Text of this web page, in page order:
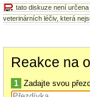
tato diskuze není
veterinárních léčiv, která
Reakce na
1 Zadajte svou